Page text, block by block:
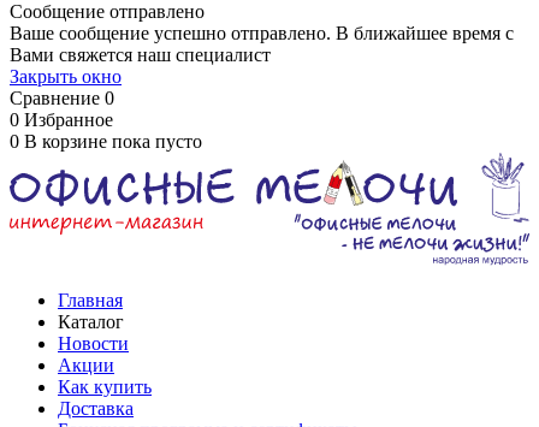
Сообщение отправлено
Ваше сообщение успешно отправлено. В ближайшее время с
Вами свяжется наш специалист
Закрыть окно
Сравнение 0
0 Избранное
0 В корзине пока пусто
Главная
Каталог
Новости
Акции
Как купить
Доставка